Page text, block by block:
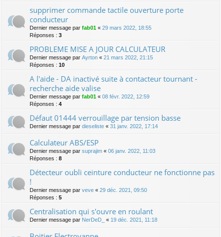
supprimer commande tactile ouverture porte
conducteur
Dernier message par fab01 « 29 mars 2022, 18:55
Réponses : 3
PROBLEME MISE A JOUR CALCULATEUR
Dernier message par Ayrton « 21 mars 2022, 21:15
Réponses : 10
A l'aide - DA inactivé suite à contacteur tournant -
recherche aide valise
Dernier message par fab01 « 08 févr. 2022, 12:59
Réponses : 4
Défaut 01444 verrouillage par tension basse
Dernier message par dieseliste « 31 janv. 2022, 17:14
Calculateur ABS/ESP
Dernier message par suprajim « 06 janv. 2022, 11:03
Réponses : 8
Détecteur oubli ceinture conducteur ne fonctionne pas
!
Dernier message par veve « 29 déc. 2021, 09:50
Réponses : 5
Centralisation qui s'ouvre en roulant
Dernier message par NerDeD_ « 19 déc. 2021, 11:18